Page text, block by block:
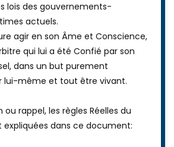
lois des gouvernements-
actuels.
agir en son Âme et Conscience,
qui lui a été Confié par son
dans un but purement
lui-même et tout être vivant.
rappel, les règles Réelles du
expliquées dans ce document: